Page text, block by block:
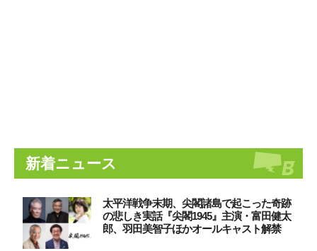
新着ニュース
太平洋戦争末期、尖閣諸島で起こった奇跡
の悲しき実話『尖閣1945』主演・富田健太
郎、羽田美智子ほかオールキャスト解禁